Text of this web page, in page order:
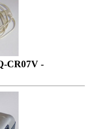
CR07V -